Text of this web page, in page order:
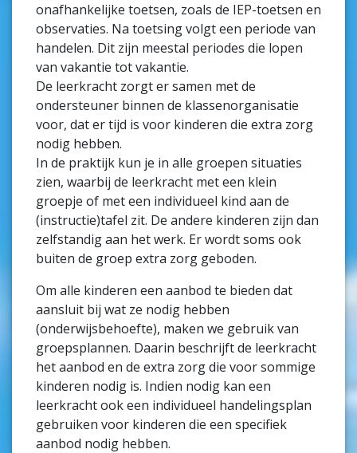
onafhankelijke toetsen, zoals de IEP-toetsen en
observaties. Na toetsing volgt een periode van
handelen. Dit zijn meestal periodes die lopen
van vakantie tot vakantie.
De leerkracht zorgt er samen met de
ondersteuner binnen de klassenorganisatie
voor, dat er tijd is voor kinderen die extra zorg
nodig hebben.
In de praktijk kun je in alle groepen situaties
zien, waarbij de leerkracht met een klein
groepje of met een individueel kind aan de
(instructie)tafel zit. De andere kinderen zijn dan
zelfstandig aan het werk. Er wordt soms ook
buiten de groep extra zorg geboden.
Om alle kinderen een aanbod te bieden dat
aansluit bij wat ze nodig hebben
(onderwijsbehoefte), maken we gebruik van
groepsplannen. Daarin beschrijft de leerkracht
het aanbod en de extra zorg die voor sommige
kinderen nodig is. Indien nodig kan een
leerkracht ook een individueel handelingsplan
gebruiken voor kinderen die een specifiek
aanbod nodig hebben.